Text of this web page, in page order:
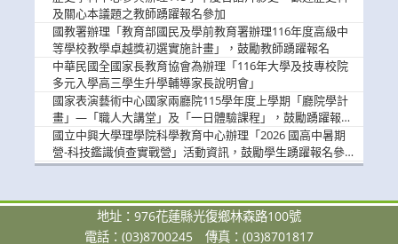
及關心本議題之教師踴躍報名參加
國教署辦理「教育部國民及學前教育署辦理116年度高級中
等學校教學卓越獎初選實施計畫」，鼓勵教師踴躍報名
中華民國全國家長教育協會為辦理「116年大學及技專校院
多元入學高三學生升學輔導家長說明會」
國家表演藝術中心國家兩廳院115學年度上學期「廳院學計
畫」—「職人大講堂」及「一日體驗課程」，鼓勵踴躍報名
參與。
國立中興大學理學院科學教育中心辦理「2026 國高中暑期
營-科技鑑識偵查實戰營」活動資訊，鼓勵學生踴躍報名參
加。
地址：976花蓮縣光復鄉林森路100號
電話：(03)8700245
傳真：(03)8701817